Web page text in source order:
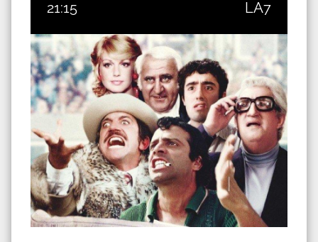
21:15 LA7